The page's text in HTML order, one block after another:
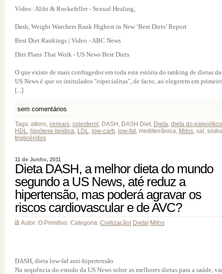
Vídeo: Alibi & Rockefeller - Sexual Healing,
Dash, Weight Watchers Rank Highest in New ‘Best Diets’ Report
Best Diet Rankings | Video - ABC News
Diet Plans That Work - US News Best Diets
O que existe de mais confragedor em toda esta estória do ranking de dietas da
US News é que os intitulados "especialitas", de facto, ao elegerem em
[...]
sem comentários
Tags: atkins, cereais, colesterol , DASH, DASH Diet, Dieta, dieta do paleolítico
HDL, hipótese lipídica, LDL, low-carb, low-fat, mediterrânica, Mitos, sal,
triglicéridos
11 de Junho, 2011
Dieta DASH, a melhor dieta do mundo
segundo a US News, até reduz a
hipertensão, mas poderá agravar os
riscos cardiovascular e de AVC?
Autor: O Primitivo. Categoria: Civilização Dieta Mitos
DASH, dieta low-faf anti-hipertensão
Na sequência do estudo da US News sobre as melhores dietas para a saúde,